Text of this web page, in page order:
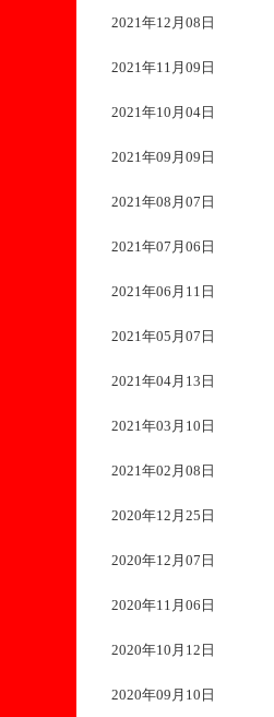
2021年12月08日
2021年11月09日
2021年10月04日
2021年09月09日
2021年08月07日
2021年07月06日
2021年06月11日
2021年05月07日
2021年04月13日
2021年03月10日
2021年02月08日
2020年12月25日
2020年12月07日
2020年11月06日
2020年10月12日
2020年09月10日